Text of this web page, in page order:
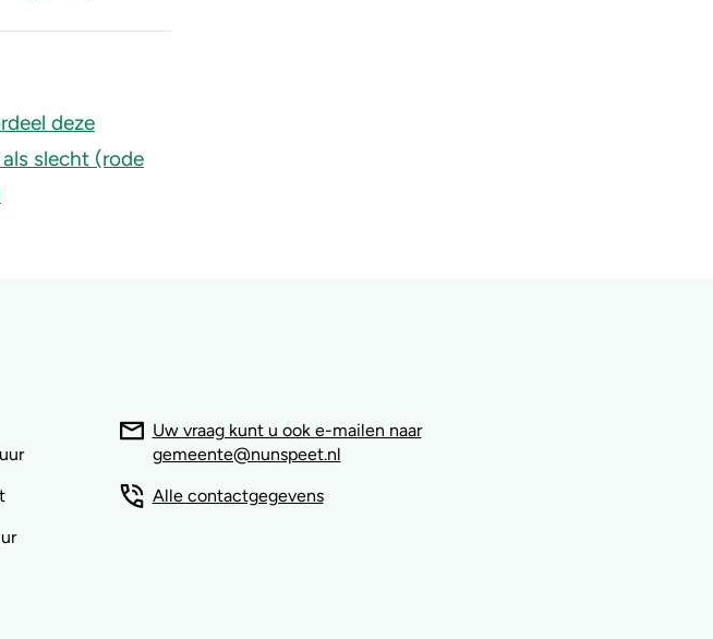
Uw vraag kunt u ook e-mailen naar
gemeente@nunspeet.nl
Alle contactgegevens